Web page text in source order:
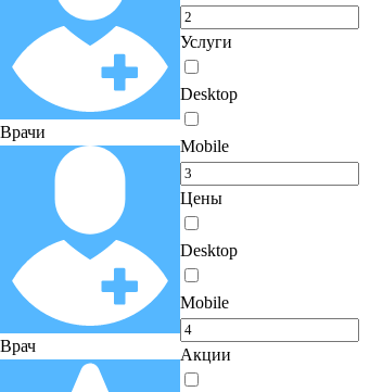
Врачи
Врач
Услуги
Desktop
Mobile
Цены
Desktop
Mobile
Акции